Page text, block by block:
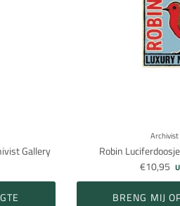
Gallery
Robin
€10,95
BRENG MIJ